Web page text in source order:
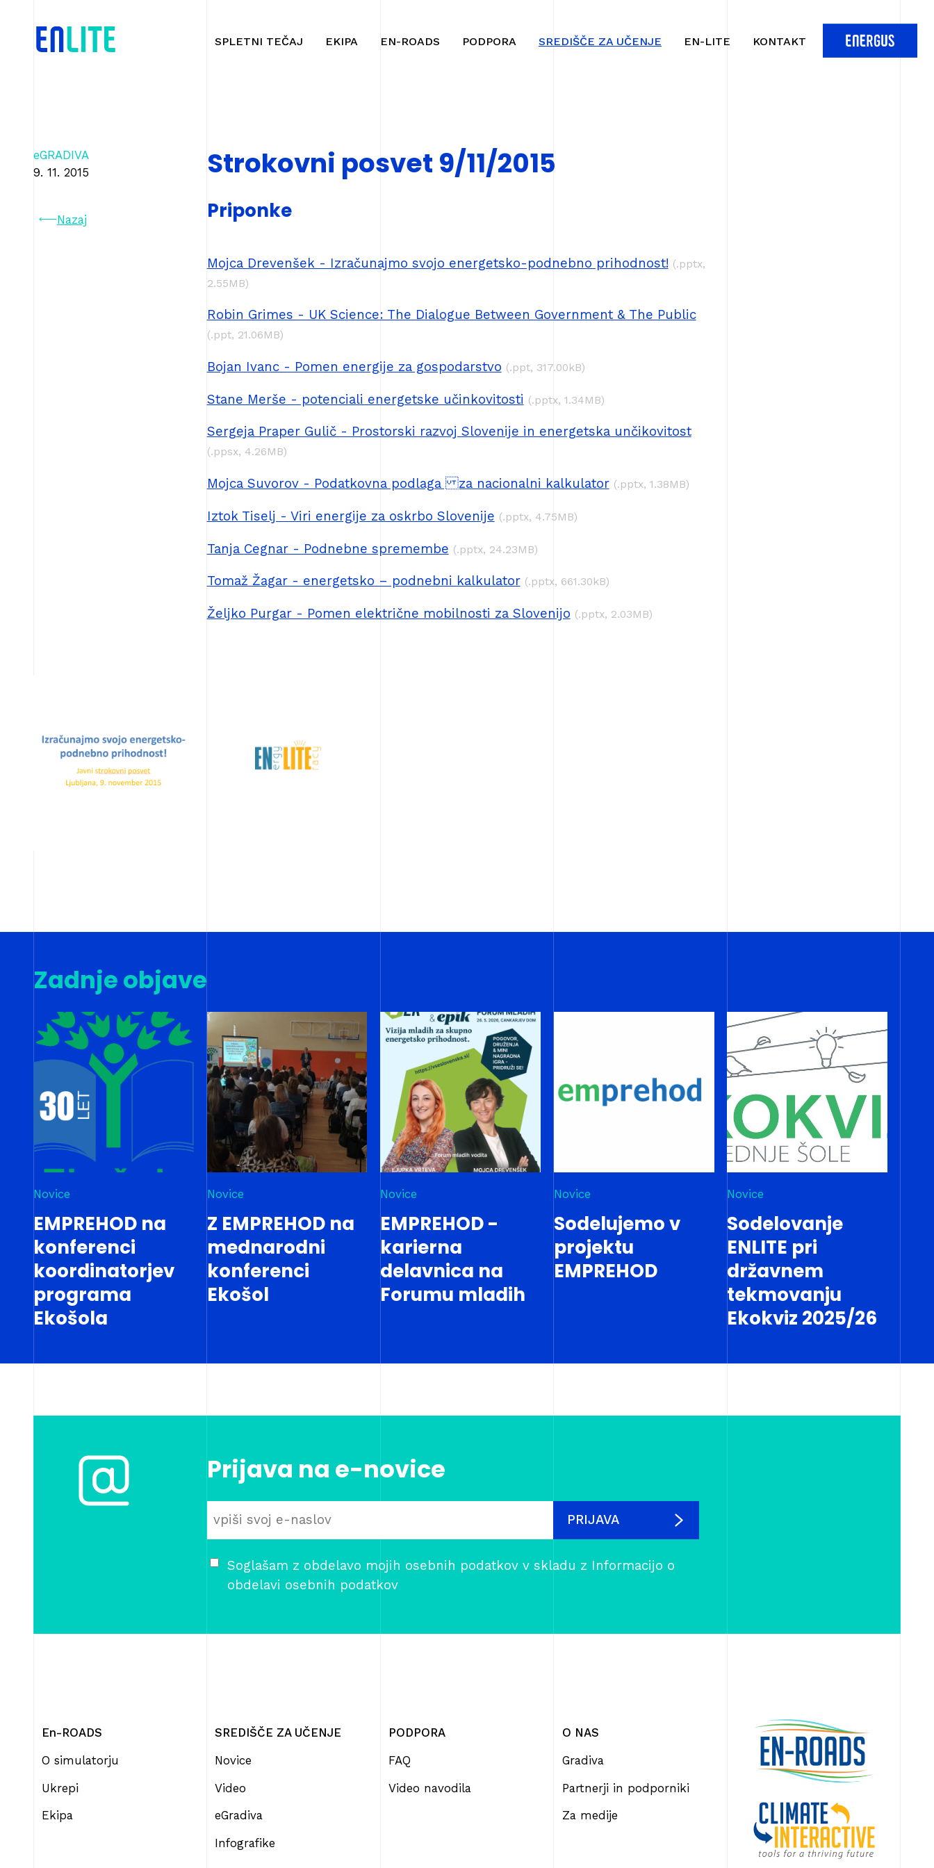
vsebino
SPLETNI TEČAJ EKIPA EN-ROADS PODPORA SREDIŠČE ZA UČENJE EN-LITE KONTAKT
eGRADIVA
9. 11. 2015
Nazaj
Strokovni posvet 9/11/2015
Priponke
Mojca Drevenšek - Izračunajmo svojo energetsko-podnebno prihodnost! (.pptx,
2.55MB)
Robin Grimes - UK Science: The Dialogue Between Government & The Public
(.ppt, 21.06MB)
Bojan Ivanc - Pomen energije za gospodarstvo (.ppt, 317.00kB)
Stane Merše - potenciali energetske učinkovitosti (.pptx, 1.34MB)
Sergeja Praper Gulič - Prostorski razvoj Slovenije in energetska unčikovitost
(.ppsx, 4.26MB)
Mojca Suvorov - Podatkovna podlaga za nacionalni kalkulator (.pptx, 1.38MB)
Iztok Tiselj - Viri energije za oskrbo Slovenije (.pptx, 4.75MB)
Tanja Cegnar - Podnebne spremembe (.pptx, 24.23MB)
Tomaž Žagar - energetsko – podnebni kalkulator (.pptx, 661.30kB)
Željko Purgar - Pomen električne mobilnosti za Slovenijo (.pptx, 2.03MB)
Zadnje objave
Novice
EMPREHOD na
konferenci
koordinatorjev
programa
Ekošola
Novice
Z EMPREHOD na
mednarodni
konferenci
Ekošol
Novice
EMPREHOD -
karierna
delavnica na
Forumu mladih
Novice
Sodelujemo v
projektu
EMPREHOD
Novice
Sodelovanje
ENLITE pri
državnem
tekmovanju
Ekokviz 2025/26
Prijava na e-novice
PRIJAVA
Soglašam z obdelavo mojih osebnih podatkov v skladu z Informacijo o
obdelavi osebnih podatkov
En-ROADS
O simulatorju
Ukrepi
Ekipa
SREDIŠČE ZA UČENJE
Novice
Video
eGradiva
Infografike
PODPORA
FAQ
Video navodila
O NAS
Gradiva
Partnerji in podporniki
Za medije